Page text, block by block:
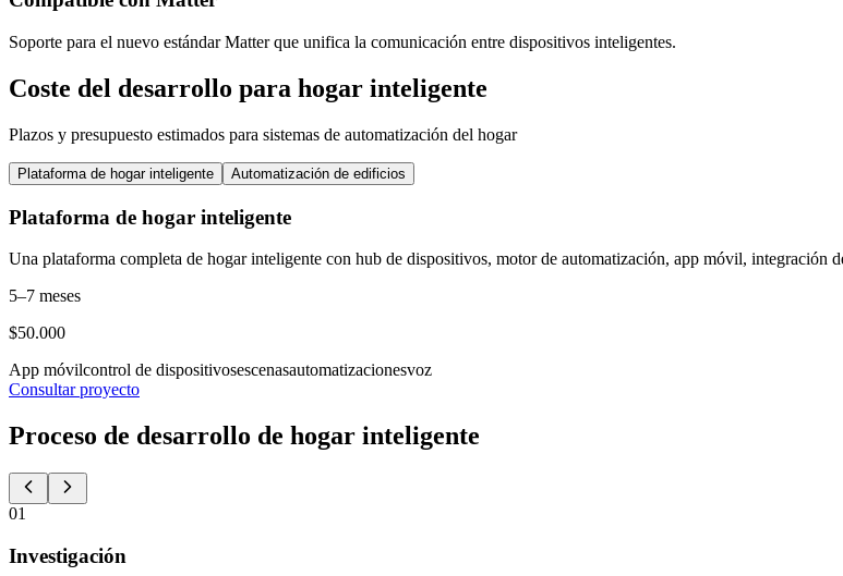
Soporte para el nuevo estándar Matter que unifica la comunicación entre dispositivos inteligentes.
Coste del desarrollo para hogar inteligente
Plazos y presupuesto estimados para sistemas de automatización del hogar
Plataforma de hogar inteligente Automatización de edificios
Plataforma de hogar inteligente
Una plataforma completa de hogar inteligente con hub de dispositivos, motor de automatización, app móvil, integración
5–7 meses
$50.000
App móvilcontrol de dispositivosescenasautomatizacionesvoz
Consultar proyecto
Proceso de desarrollo de hogar inteligente
01
Investigación